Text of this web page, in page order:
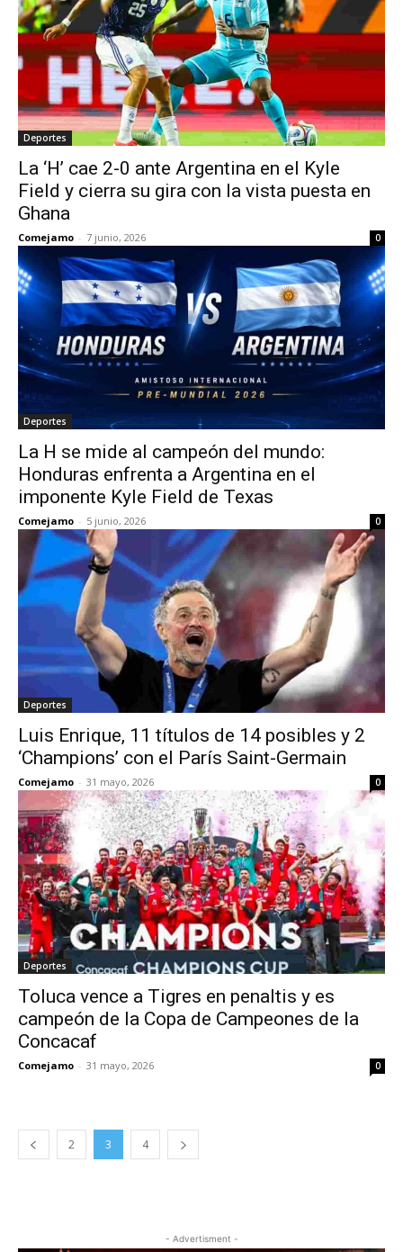
Deportes
La ‘H’ cae 2-0 ante Argentina en el Kyle
Field y cierra su gira con la vista puesta en
Ghana
Comejamo - 7 junio, 2026 0
Deportes
La H se mide al campeón del mundo:
Honduras enfrenta a Argentina en el
imponente Kyle Field de Texas
Comejamo - 5 junio, 2026 0
Deportes
Luis Enrique, 11 títulos de 14 posibles y 2
‘Champions’ con el París Saint-Germain
Comejamo - 31 mayo, 2026 0
Deportes
Toluca vence a Tigres en penaltis y es
campeón de la Copa de Campeones de la
Concacaf
Comejamo - 31 mayo, 2026 0
2 3 4
- Advertisment -